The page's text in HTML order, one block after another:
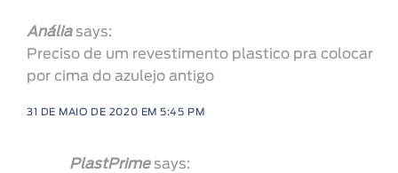
Anália says:
Preciso de um revestimento plastico pra colocar
por cima do azulejo antigo
31 DE MAIO DE 2020 EM 5:45 PM
PlastPrime says: